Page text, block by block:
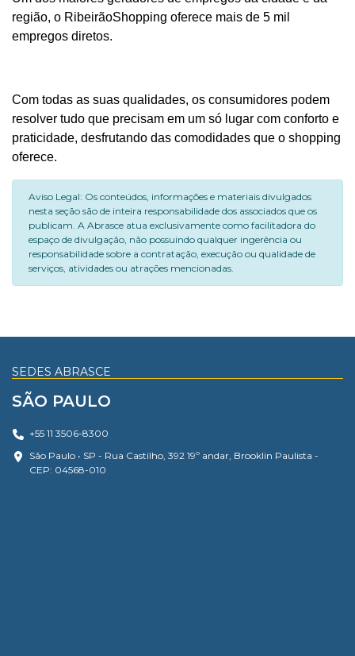
região, o RibeirãoShopping oferece mais de 5 mil
empregos diretos.
Com todas as suas qualidades, os consumidores podem
resolver tudo que precisam em um só lugar com conforto e
praticidade, desfrutando das comodidades que o shopping
oferece.
Aviso Legal: Os conteúdos, informações e materiais divulgados
nesta seção são de inteira responsabilidade dos associados que os
publicam. A Abrasce atua exclusivamente como facilitadora do
espaço de divulgação, não possuindo qualquer ingerência ou
responsabilidade sobre a contratação, execução ou qualidade de
serviços, atividades ou atrações mencionadas.
SEDES ABRASCE
SÃO PAULO
+55 11 3506-8300
São Paulo • SP - Rua Castilho, 392 19º andar, Brooklin Paulista -
CEP: 04568-010